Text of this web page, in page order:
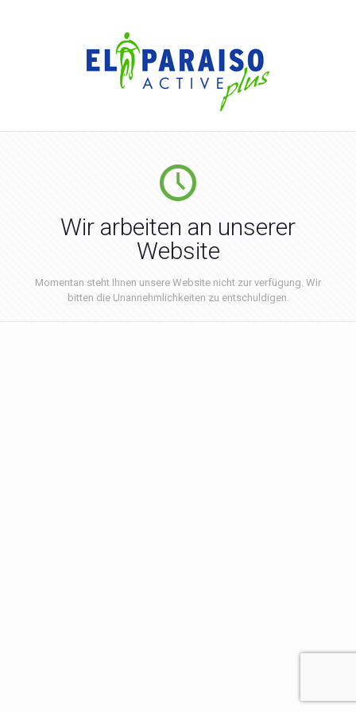
Wir arbeiten an unserer
Website
Momentan steht Ihnen unsere Website nicht zur verfügung. Wir
bitten die Unannehmlichkeiten zu entschuldigen.